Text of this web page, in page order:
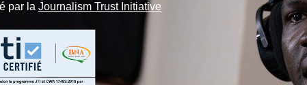
par la Journalism Trust Initiative